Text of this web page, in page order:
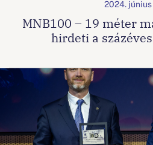
2024.
MNB100 – 19 méter
hirdeti a